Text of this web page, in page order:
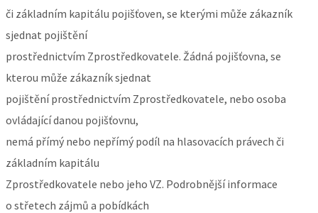
či základním kapitálu pojišťoven, se kterými může zákazník
sjednat pojištění
prostřednictvím Zprostředkovatele. Žádná pojišťovna, se
kterou může zákazník sjednat
pojištění prostřednictvím Zprostředkovatele, nebo osoba
ovládající danou pojišťovnu,
nemá přímý nebo nepřímý podíl na hlasovacích právech či
základním kapitálu
Zprostředkovatele nebo jeho VZ. Podrobnější informace
o střetech zájmů a pobídkách